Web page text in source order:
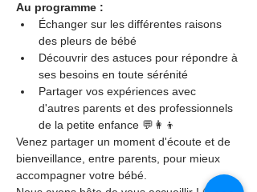
Au programme :
Échanger sur les différentes raisons
des pleurs de bébé
Découvrir des astuces pour répondre à
ses besoins en toute sérénité
Partager vos expériences avec
d'autres parents et des professionnels
de la petite enfance 💬👩‍👦
Venez partager un moment d'écoute et de
bienveillance, entre parents, pour mieux
accompagner votre bébé.